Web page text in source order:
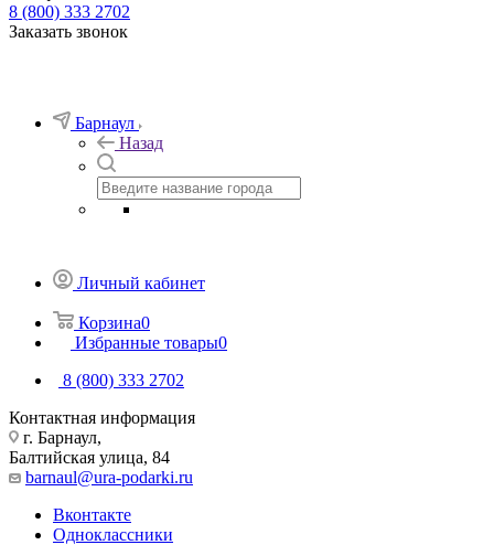
8 (800) 333 2702
Заказать звонок
Барнаул
Назад
Личный кабинет
Корзина0
Избранные товары0
8 (800) 333 2702
Контактная информация
г. Барнаул,
Балтийская улица, 84
barnaul@ura-podarki.ru
Вконтакте
Одноклассники